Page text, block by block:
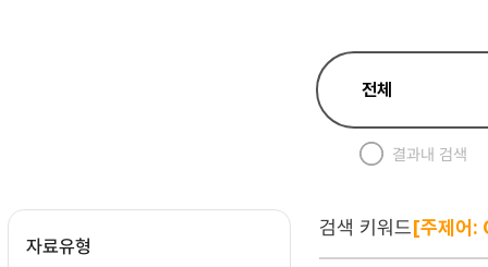
결과내 검색
자료유형
검색 키워드[주제어